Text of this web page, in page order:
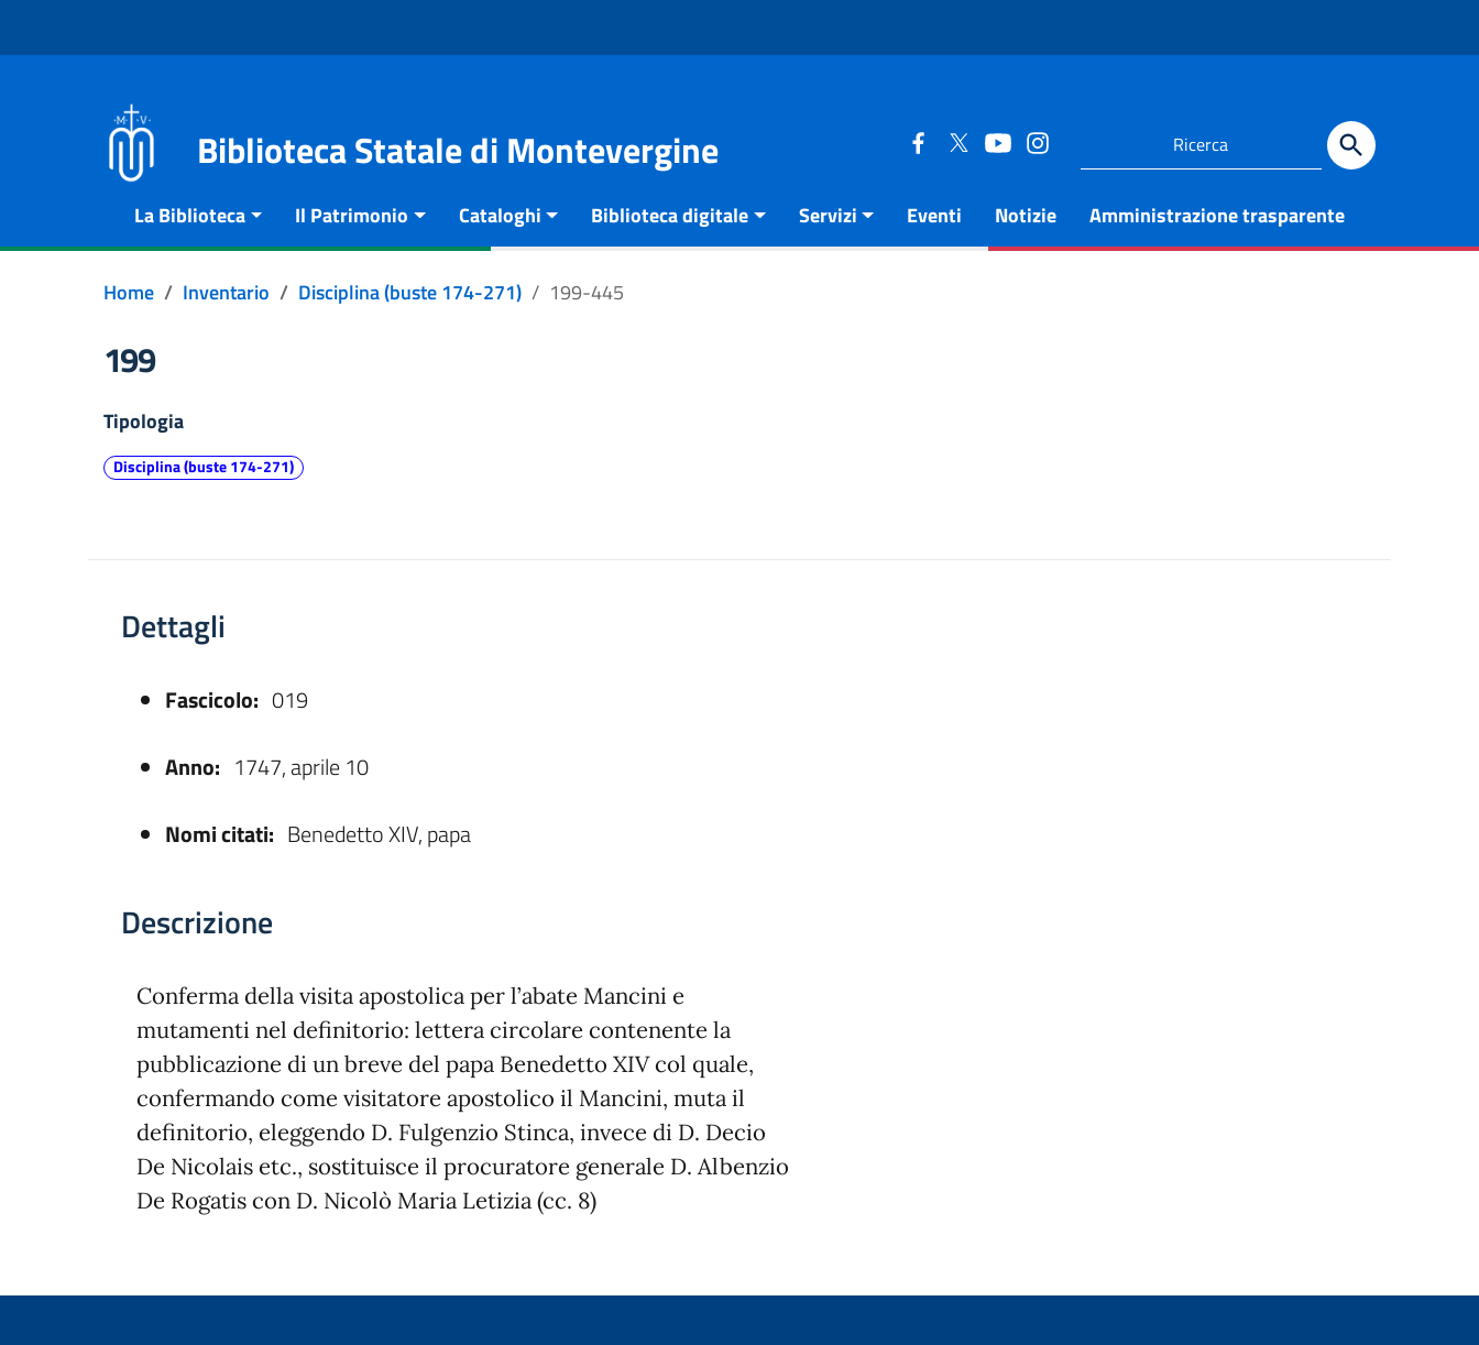
Biblioteca Statale di Montevergine
La Biblioteca Il Patrimonio Cataloghi Biblioteca digitale Servizi Eventi Notizie Amministrazione trasparente
Home Inventario Disciplina (buste 174-271) 199-445
199
Tipologia
Disciplina (buste 174-271)
Dettagli
Fascicolo: 019
Anno: 1747, aprile 10
Nomi citati: Benedetto XIV, papa
Descrizione
Conferma della visita apostolica per l’abate Mancini e
mutamenti nel definitorio: lettera circolare contenente la
pubblicazione di un breve del papa Benedetto XIV col quale,
confermando come visitatore apostolico il Mancini, muta il
definitorio, eleggendo D. Fulgenzio Stinca, invece di D. Decio
De Nicolais etc., sostituisce il procuratore generale D. Albenzio
De Rogatis con D. Nicolò Maria Letizia (cc. 8)